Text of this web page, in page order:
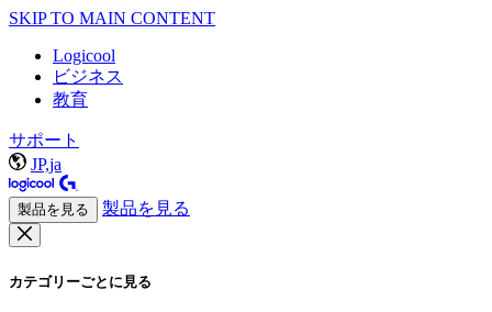
SKIP TO MAIN CONTENT
Logicool
ビジネス
教育
サポート
JP,ja
製品を見る 製品を見る
カテゴリーごとに見る